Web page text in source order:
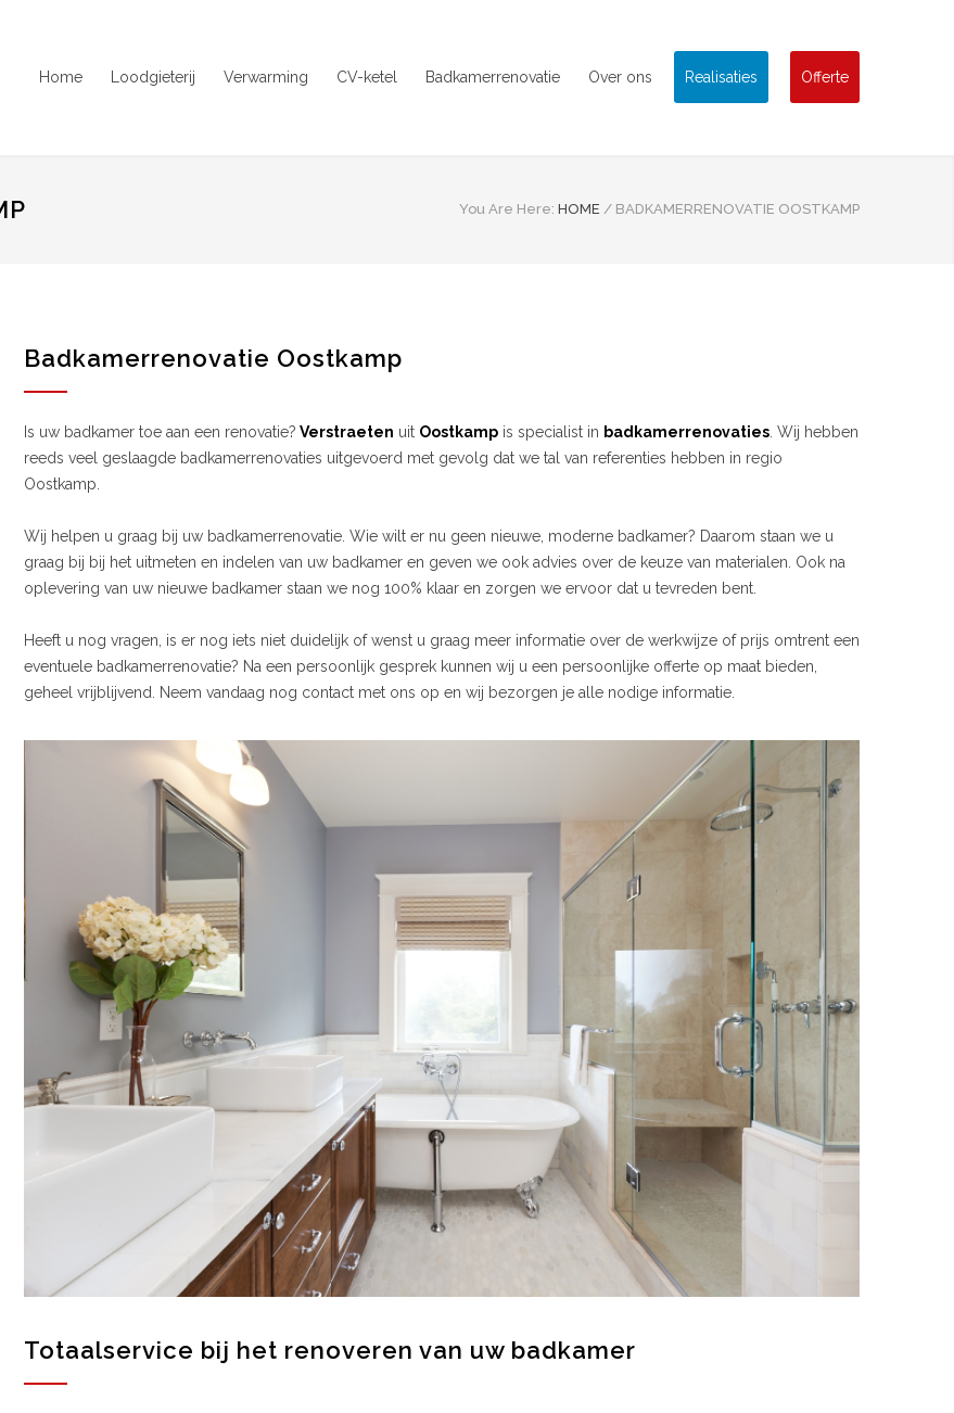
Home Loodgieterij Verwarming CV-ketel Badkamerrenovatie Over ons Realisaties Offerte
You Are Here: HOME / BADKAMERRENOVATIE OOSTKAMP
Badkamerrenovatie Oostkamp
Is uw badkamer toe aan een renovatie? Verstraeten uit Oostkamp is specialist in badkamerrenovaties . Wij hebben
reeds veel geslaagde badkamerrenovaties uitgevoerd met gevolg dat we tal van referenties hebben in regio
Oostkamp.
Wij helpen u graag bij uw badkamerrenovatie. Wie wilt er nu geen nieuwe, moderne badkamer? Daarom staan we u
graag bij bij het uitmeten en indelen van uw badkamer en geven we ook advies over de keuze van materialen. Ook na
oplevering van uw nieuwe badkamer staan we nog 100% klaar en zorgen we ervoor dat u tevreden bent.
Heeft u nog vragen, is er nog iets niet duidelijk of wenst u graag meer informatie over de werkwijze of prijs omtrent een
eventuele badkamerrenovatie? Na een persoonlijk gesprek kunnen wij u een persoonlijke offerte op maat bieden,
geheel vrijblijvend. Neem vandaag nog contact met ons op en wij bezorgen je alle nodige informatie.
Totaalservice bij het renoveren van uw badkamer